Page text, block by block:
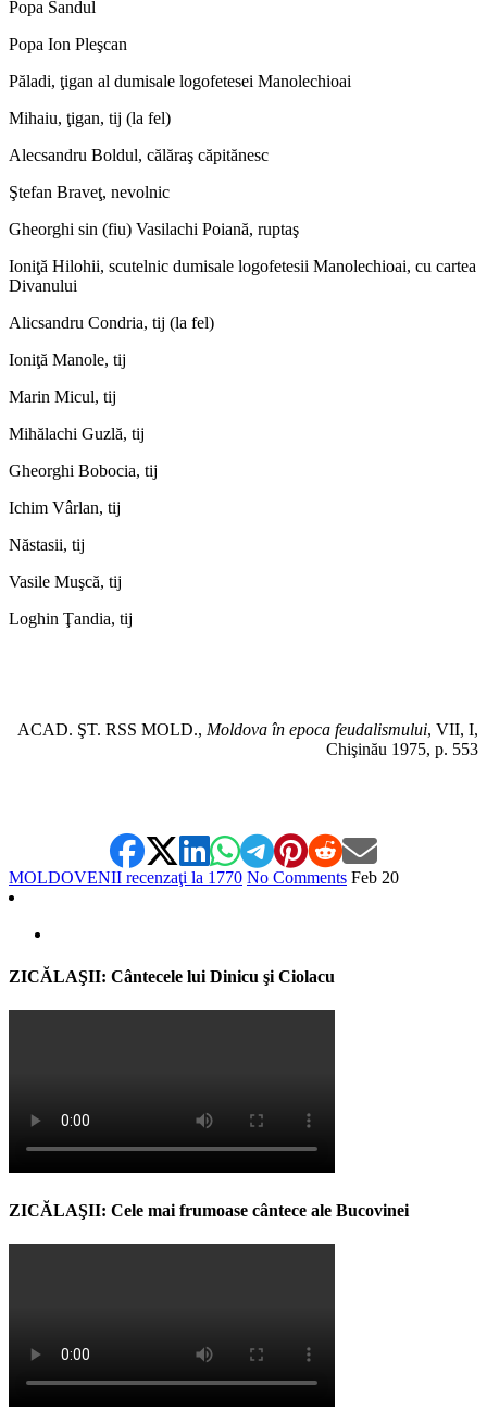
Popa Sandul
Popa Ion Pleşcan
Păladi, ţigan al dumisale logofetesei Manolechioai
Mihaiu, ţigan, tij (la fel)
Alecsandru Boldul, călăraş căpitănesc
Ştefan Braveţ, nevolnic
Gheorghi sin (fiu) Vasilachi Poiană, ruptaş
Ioniţă Hilohii, scutelnic dumisale logofetesii Manolechioai, cu cartea
Divanului
Alicsandru Condria, tij (la fel)
Ioniţă Manole, tij
Marin Micul, tij
Mihălachi Guzlă, tij
Gheorghi Bobocia, tij
Ichim Vârlan, tij
Năstasii, tij
Vasile Muşcă, tij
Loghin Ţandia, tij
ACAD. ŞT. RSS MOLD., Moldova în epoca feudalismului, VII, I,
Chişinău 1975, p. 553
MOLDOVENII recenzaţi la 1770 No Comments Feb 20
ZICĂLAŞII: Cântecele lui Dinicu şi Ciolacu
ZICĂLAŞII: Cele mai frumoase cântece ale Bucovinei